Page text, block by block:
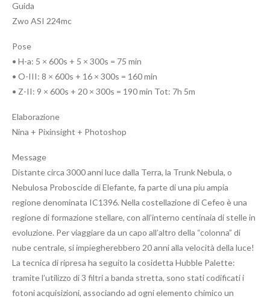
Guida
Zwo ASI 224mc
Pose
• H-a: 5 × 600s + 5 × 300s = 75 min
• O-III: 8 × 600s + 16 × 300s = 160 min
• Z-II: 9 × 600s + 20 × 300s = 190 min Tot: 7h 5m
Elaborazione
Nina + Pixinsight + Photoshop
Message
Distante circa 3000 anni luce dalla Terra, la Trunk Nebula, o
Nebulosa Proboscide di Elefante, fa parte di una piu ampia
regione denominata IC1396. Nella costellazione di Cefeo è una
regione di formazione stellare, con all’interno centinaia di stelle in
evoluzione. Per viaggiare da un capo all’altro della “colonna” di
nube centrale, si impiegherebbero 20 anni alla velocità della luce!
La tecnica di ripresa ha seguito la cosidetta Hubble Palette:
tramite l’utilizzo di 3 filtri a banda stretta, sono stati codificati i
fotoni acquisizioni, associando ad ogni elemento chimico un